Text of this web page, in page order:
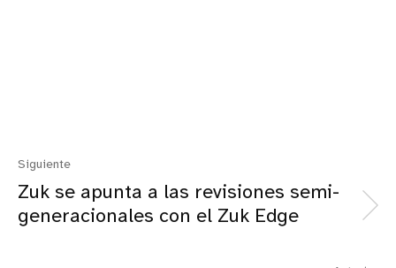
Siguiente
Zuk se apunta a las revisiones semi-
generacionales con el Zuk Edge